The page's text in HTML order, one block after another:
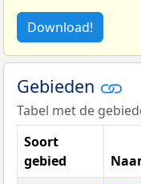
Download!
Gebieden
Tabel met de
Soort
gebied